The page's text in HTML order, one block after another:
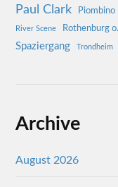
Paul Clark Piombino
River Scene Rothenburg
Spaziergang Trondheim
Archive
August 2026